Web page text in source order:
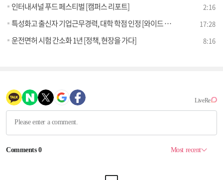
인터내셔널 푸드 페스티벌 [캠퍼스 리포트] 2:16
특성화고 출신자 기업근무경력, 대학 학점 인정 [와이드 인터뷰] 17:28
운전면허 시험 간소화 1년 [정책, 현장을 가다] 8:16